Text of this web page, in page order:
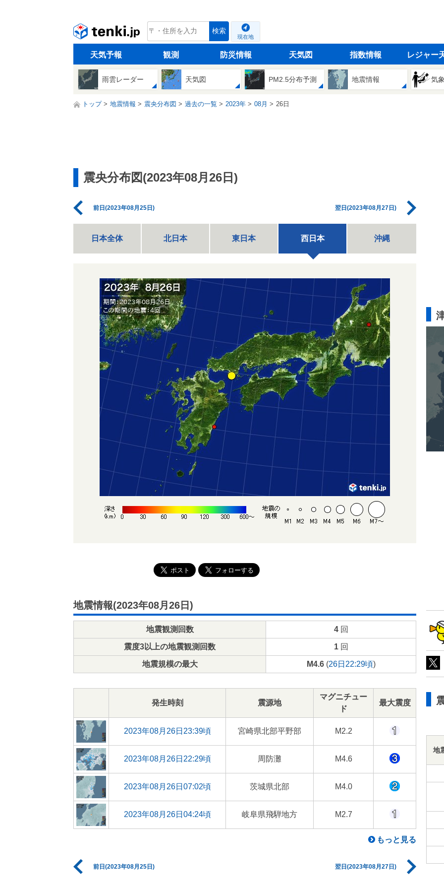
tenki.jp 検索
現在地
天気予報 観測 防災情報 天気図 指数情報 レジャー
雨雲レーダー 天気図 PM2.5分布予測 地震情報 気
トップ 地震情報 震央分布図 過去の一覧 2023年 08月 26日
震央分布図(2023年08月26日)
前日(2023年08月25日) 翌日(2023年08月27日)
日本全体 北日本 東日本 西日本 沖縄
地震情報(2023年08月26日)
地震観測回数 4回
震度3以上の地震観測回数 1回
地震規模の最大 M4.6(26日22:29頃)
発生時刻 震源地
マグニチュー
ド
最大震度
2023年08月26日23:39頃 宮崎県北部平野部 M2.2
2023年08月26日22:29頃 周防灘 M4.6
2023年08月26日07:02頃 茨城県北部 M4.0
2023年08月26日04:24頃 岐阜県飛騨地方 M2.7
もっと見る
前日(2023年08月25日) 翌日(2023年08月27日)
地